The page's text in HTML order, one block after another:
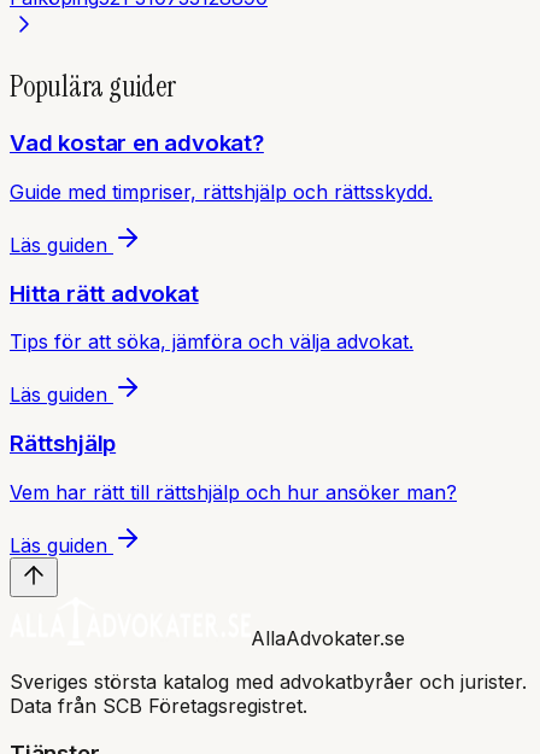
Populära guider
Vad kostar en advokat?
Guide med timpriser, rättshjälp och rättsskydd.
Läs guiden
Hitta rätt advokat
Tips för att söka, jämföra och välja advokat.
Läs guiden
Rättshjälp
Vem har rätt till rättshjälp och hur ansöker man?
Läs guiden
AllaAdvokater.se
Sveriges största katalog med advokatbyråer och jurister.
Data från SCB Företagsregistret.